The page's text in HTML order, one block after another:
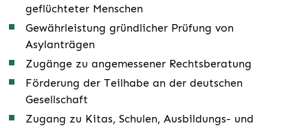
geflüchteter Menschen
Gewährleistung gründlicher Prüfung von
Asylanträgen
Zugänge zu angemessener Rechtsberatung
Förderung der Teilhabe an der deutschen
Gesellschaft
Zugang zu Kitas, Schulen, Ausbildungs- und